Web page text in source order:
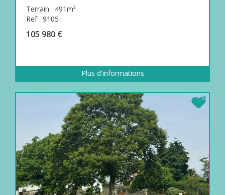
Terrain : 491m²
Ref : 9105
105 980 €
Plus d'informations